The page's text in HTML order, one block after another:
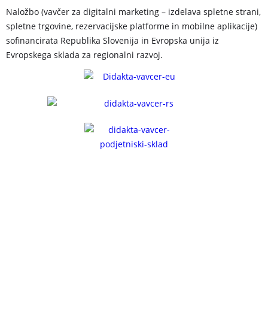
Naložbo (vavčer za digitalni marketing – izdelava spletne strani,
spletne trgovine, rezervacijske platforme in mobilne aplikacije)
sofinancirata Republika Slovenija in Evropska unija iz
Evropskega sklada za regionalni razvoj.